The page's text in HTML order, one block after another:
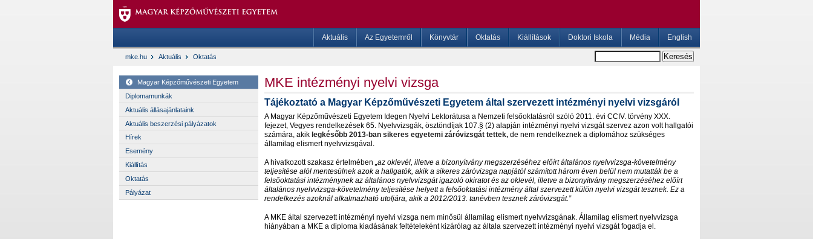
Aktuális Az Egyetemről Könyvtár Oktatás Kiállítások Doktori Iskola Média English
mke.hu Aktuális Oktatás
Magyar Képzőművészeti Egyetem
Diplomamunkák
Aktuális állásajánlataink
Aktuális beszerzési pályázatok
Hírek
Esemény
Kiállítás
Oktatás
Pályázat
MKE intézményi nyelvi vizsga
Tájékoztató a Magyar Képzőművészeti Egyetem által szervezett intézményi nyelvi vizsgáról
A Magyar Képzőművészeti Egyetem Idegen Nyelvi Lektorátusa a Nemzeti felsőoktatásról szóló 2011. évi CCIV. törvény XXX.
fejezet, Vegyes rendelkezések 65. Nyelvvizsgák, ösztöndíjak 107.§ (2) alapján intézményi nyelvi vizsgát szervez azon volt hallgatói
számára, akik legkésőbb 2013-ban sikeres egyetemi záróvizsgát tettek, de nem rendelkeznek a diplomához szükséges
államilag elismert nyelvvizsgával.
A hivatkozott szakasz értelmében „az oklevél, illetve a bizonyítvány megszerzéséhez előírtáltalános nyelvvizsga-követelmény
teljesítése alól mentesülnek azok a hallgatók, akik a sikeres záróvizsga napjától számított három éven belül nem mutatták be a
felsőoktatási intézménynek az általános nyelvvizsgát igazoló okiratotés az oklevél, illetve a bizonyítvány megszerzéséhez előírt
általános nyelvvizsga-követelmény teljesítése helyett a felsőoktatási intézményáltal szervezett külön nyelvi vizsgát tesznek. Ez a
rendelkezés azoknál alkalmazható utoljára, akik a 2012/2013. tanévben tesznek záróvizsgát.”
A MKE által szervezett intézményi nyelvi vizsga nem minősül államilag elismert nyelvvizsgának. Államilag elismert nyelvvizsga
hiányában a MKE a diploma kiadásának feltételeként kizárólag az általa szervezett intézményi nyelvi vizsgát fogadja el.